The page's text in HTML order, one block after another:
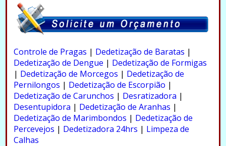
Controle de Pragas | Dedetização de Baratas |
Dedetização de Dengue | Dedetização de Formigas
| Dedetização de Morcegos | Dedetização de
Pernilongos | Dedetização de Escorpião |
Dedetização de Carunchos | Desratizadora |
Desentupidora | Dedetização de Aranhas |
Dedetização de Marimbondos | Dedetização de
Percevejos | Dedetizadora 24hrs | Limpeza de
Calhas